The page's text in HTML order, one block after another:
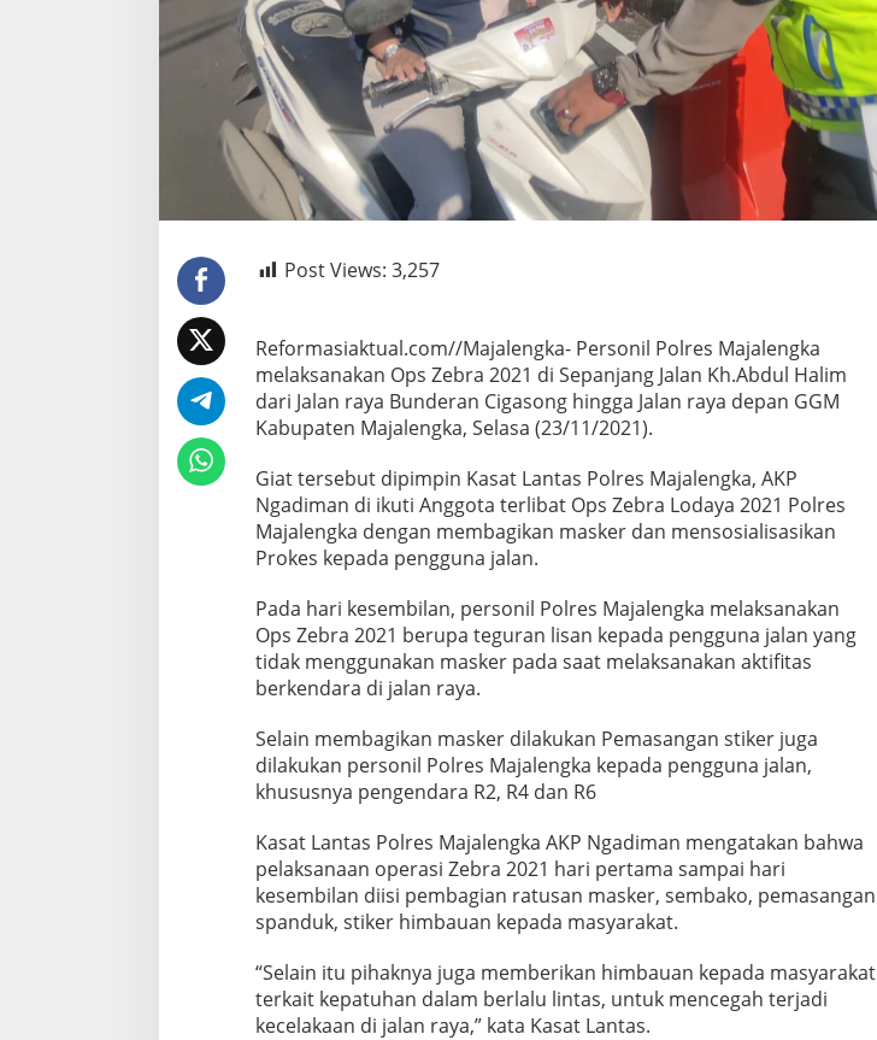
Post Views: 3,257
Reformasiaktual.com//Majalengka- Personil Polres Majalengka
melaksanakan Ops Zebra 2021 di Sepanjang Jalan Kh.Abdul Halim
dari Jalan raya Bunderan Cigasong hingga Jalan raya depan GGM
Kabupaten Majalengka, Selasa (23/11/2021).
Giat tersebut dipimpin Kasat Lantas Polres Majalengka, AKP
Ngadiman di ikuti Anggota terlibat Ops Zebra Lodaya 2021 Polres
Majalengka dengan membagikan masker dan mensosialisasikan
Prokes kepada pengguna jalan.
Pada hari kesembilan, personil Polres Majalengka melaksanakan
Ops Zebra 2021 berupa teguran lisan kepada pengguna jalan yang
tidak menggunakan masker pada saat melaksanakan aktifitas
berkendara di jalan raya.
Selain membagikan masker dilakukan Pemasangan stiker juga
dilakukan personil Polres Majalengka kepada pengguna jalan,
khususnya pengendara R2, R4 dan R6
Kasat Lantas Polres Majalengka AKP Ngadiman mengatakan bahwa
pelaksanaan operasi Zebra 2021 hari pertama sampai hari
kesembilan diisi pembagian ratusan masker, sembako, pemasangan
spanduk, stiker himbauan kepada masyarakat.
“Selain itu pihaknya juga memberikan himbauan kepada masyarakat
terkait kepatuhan dalam berlalu lintas, untuk mencegah terjadi
kecelakaan di jalan raya,” kata Kasat Lantas.